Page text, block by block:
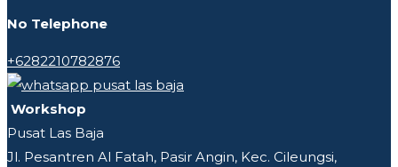
No Telephone
+6282210782876
Workshop
Pusat Las Baja
Jl. Pesantren Al Fatah, Pasir Angin, Kec. Cileungsi,